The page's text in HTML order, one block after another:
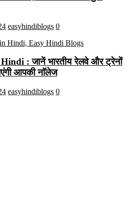
easyhindiblogs 0
: जानें भारतीय रेलवे और ट्रेनों
आपकी नाॅलेज
easyhindiblogs 0